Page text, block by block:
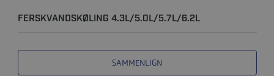
FERSKVANDSKØLING 4.3L/5.0L/5.7L/6.2L
SAMMENLIGN